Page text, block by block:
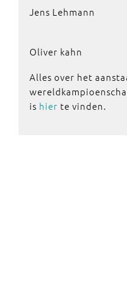
Jens Lehmann
Oliver kahn
Alles over het
is hier te vinden.